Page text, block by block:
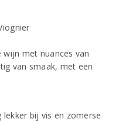
met nuances van
van smaak, met een
bij vis en zomerse